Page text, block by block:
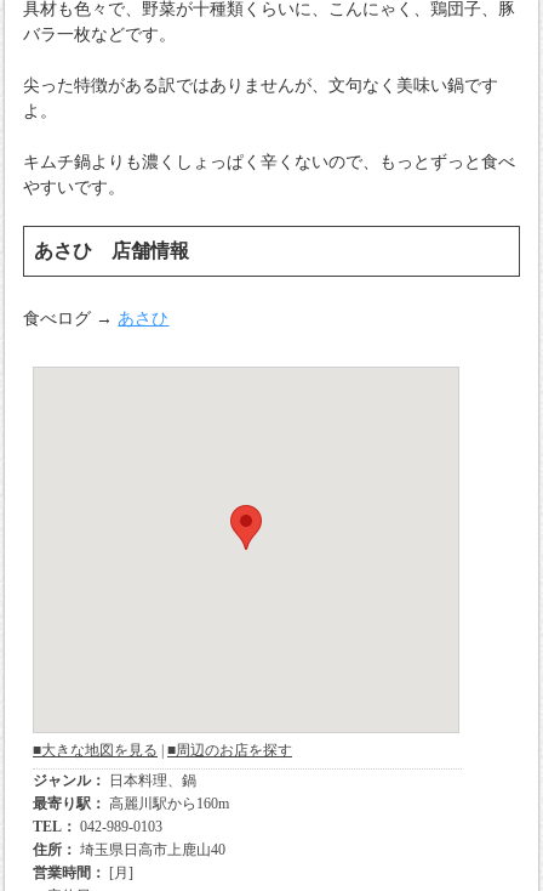
具材も色々で、野菜が十種類くらいに、こんにゃく、鶏団子、豚
バラ一枚などです。
尖った特徴がある訳ではありませんが、文句なく美味い鍋です
よ。
キムチ鍋よりも濃くしょっぱく辛くないので、もっとずっと食べ
やすいです。
あさひ 店舗情報
食べログ → あさひ